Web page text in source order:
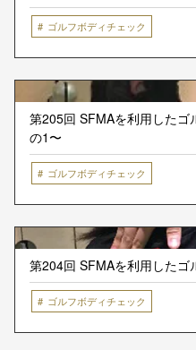
ゴルフボディチェック
第205回 SFMAを利用したゴ
の1〜
ゴルフボディチェック
第204回 SFMAを利用したゴ
ゴルフボディチェック